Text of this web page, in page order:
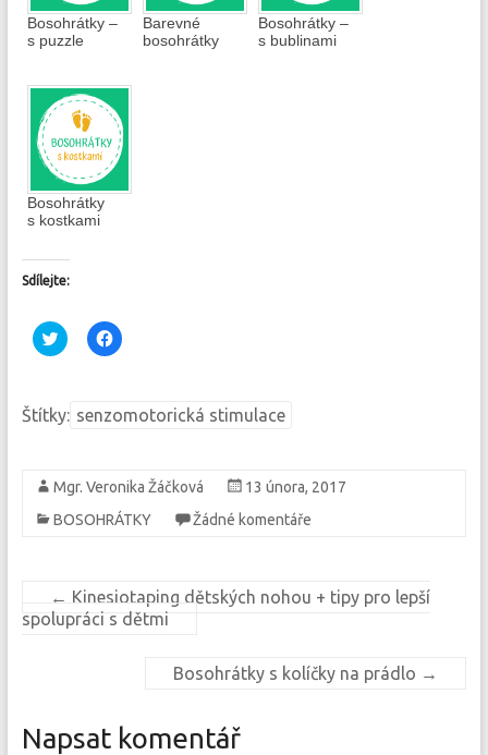
Bosohrátky –
s puzzle
Barevné
bosohrátky
Bosohrátky –
s bublinami
Bosohrátky
s kostkami
Sdílejte:
C
l
o
e
n
e
r
n
n
C
l
o
e
n
b
o
o
n
Štítky: senzomotorická stimulace
Mgr. Veronika Žáčková
13 února, 2017
BOSOHRÁTKY
Žádné komentáře
← Kinesiotaping dětských nohou + tipy pro lepší
spolupráci s dětmi
Bosohrátky s kolíčky na prádlo →
Napsat komentář